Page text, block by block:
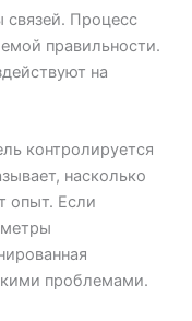
связей. Процесс
правильности.
на
контролируется
насколько
опыт. Если
проблемами.